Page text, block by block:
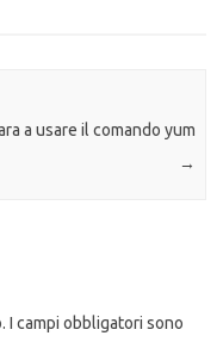
a usare il comando yum
→
I campi obbligatori sono